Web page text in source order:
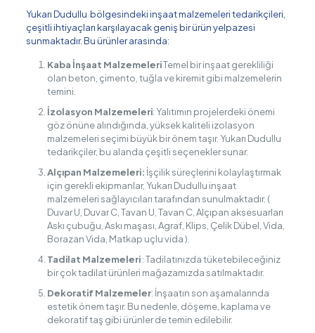
Yukarı Dudullu bölgesindeki inşaat malzemeleri tedarikçileri,
çeşitli ihtiyaçları karşılayacak geniş bir ürün yelpazesi
sunmaktadır. Bu ürünler arasında:
Kaba İnşaat MalzemeleriTemel bir inşaat gerekliliği
olan beton, çimento, tuğla ve kiremit gibi malzemelerin
temini.
İzolasyon Malzemeleri: Yalıtımın projelerdeki önemi
göz önüne alındığında, yüksek kaliteli izolasyon
malzemeleri seçimi büyük bir önem taşır. Yukarı Dudullu
tedarikçiler, bu alanda çeşitli seçenekler sunar.
Alçıpan Malzemeleri: İşçilik süreçlerini kolaylaştırmak
için gerekli ekipmanlar, Yukarı Dudullu inşaat
malzemeleri sağlayıcıları tarafından sunulmaktadır. (
Duvar U, Duvar C, Tavan U, Tavan C, Alçıpan aksesuarları
Askı çubuğu, Askı maşası, Agraf, Klips, Çelik Dübel, Vida,
Borazan Vida, Matkap uçlu vida ).
Tadilat Malzemeleri: Tadilatınızda tüketebileceğiniz
bir çok tadilat ürünleri mağazamızda satılmaktadır.
Dekoratif Malzemeler: İnşaatın son aşamalarında
estetik önem taşır. Bu nedenle, döşeme, kaplama ve
dekoratif taş gibi ürünler de temin edilebilir.